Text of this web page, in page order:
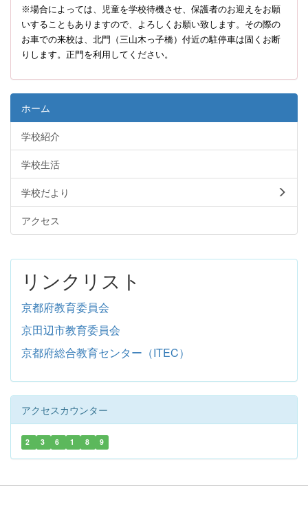
※場合によっては、児童を学校待機させ、保護者のお迎えをお願
いすることもありますので、よろしくお願い致します。その際の
お車での来校は、北門（三山木っ子橋）付近の駐停車は固くお断
りします。正門を利用してください。
ホーム
学校紹介
学校生活
学校だより
アクセス
リンクリスト
京都府教育委員会
京田辺市教育委員会
京都府総合教育センター（ITEC）
アクセスカウンター
2 3 6 1 8 9